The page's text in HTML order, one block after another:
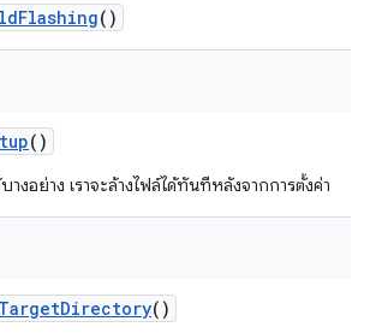
Flashing()
()
างอย่าง เราจะล้างไฟล์ได้ทันทีหลังจากการตั้งค่า
TargetDirectory()